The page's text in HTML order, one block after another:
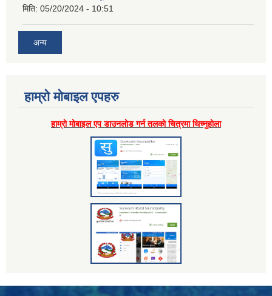
मिति: 05/20/2024 - 10:51
अन्य
हाम्राे माेबाइल एपहरु
हाम्राे माेबाइल एप डाउनलाेड गर्न तलकाे चित्रमा थिच्नुहाेला